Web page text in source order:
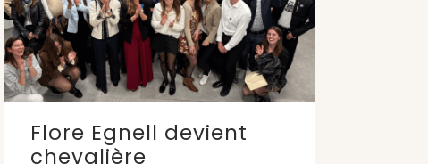
Flore Egnell devient
chevalière